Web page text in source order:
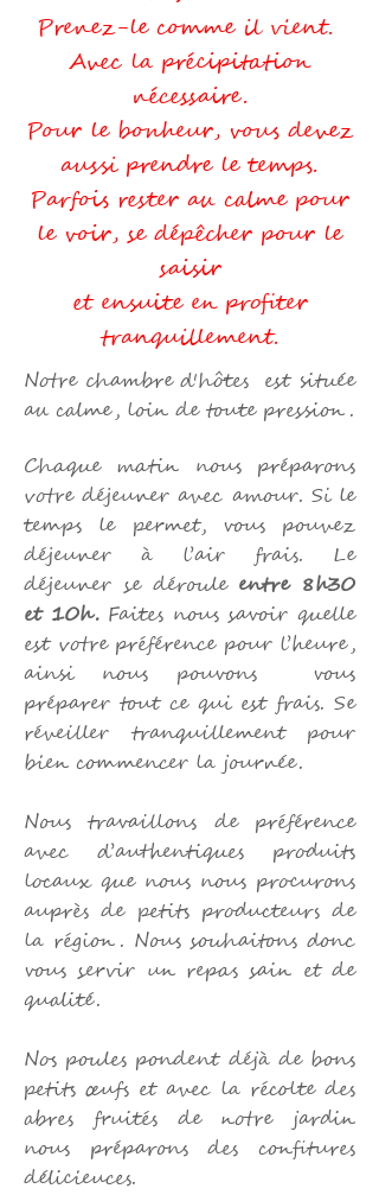
Prenez-le comme il vient.
Avec la précipitation
nécessaire.
Pour le bonheur, vous devez
aussi prendre le temps.
Parfois rester au calme pour
le voir, se dépêcher pour le
saisir
et ensuite en profiter
tranquillement.
Notre chambred'hôtes est située
au calme, loin de toute pression.
Chaque matin nous préparons
votre déjeuner avec amour. Si le
temps le permet, vous pouvez
déjeuner à l’air frais. Le
déjeuner se déroule entre 8h30
et 10h.Faites nous savoir quelle
est votre préférence pour l’heure,
ainsi nous pouvons vous
préparer tout ce qui est frais. Se
réveiller tranquillement pour
bien commencer la journée.
Nous travaillons de préférence
avec d’authentiques produits
locaux que nous nous procurons
auprès de petits producteurs de
la région. Nous souhaitons donc
vous servir un repas sain et de
qualité.
Nos poules pondent déjà de bons
petits œufs et avec la récolte des
abres fruités de notre jardin
nous préparons des confitures
délicieuces.